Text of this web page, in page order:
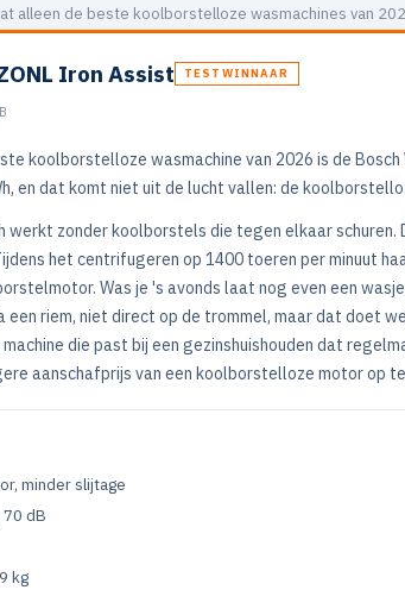
alleen de beste koolborstelloze wasmachines van
Iron Assist TESTWINNAAR
koolborstelloze wasmachine van 2026 is de
en dat komt niet uit de lucht vallen: de
werkt zonder koolborstels die tegen elkaar
het centrifugeren op 1400 toeren per minuut
Was je 's avonds laat nog even een
een riem, niet direct op de trommel, maar dat doet
die past bij een gezinshuishouden dat
aanschafprijs van een koolborstelloze motor op
minder slijtage
dB
kg